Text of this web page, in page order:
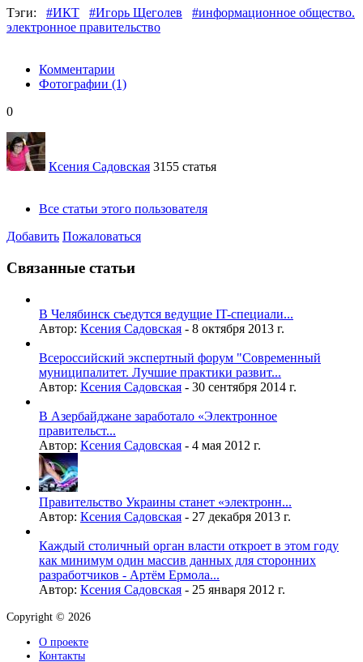
Тэги: #ИКТ #Игорь Щеголев
#информационное общество.
электронное правительство
Комментарии
Фотографии (1)
0
Ксения Садовская 3155 статья
Все статьи этого пользователя
Добавить Пожаловаться
Связанные статьи
В Челябинск съедутся ведущие IT-специали...
Автор: Ксения Садовская - 8 октября 2013 г.
Всероссийский экспертный форум "Современный
муниципалитет. Лучшие практики развит...
Автор: Ксения Садовская - 30 сентября 2014 г.
В Азербайджане заработало «Электронное
правительст...
Автор: Ксения Садовская - 4 мая 2012 г.
Правительство Украины станет «электронн...
Автор: Ксения Садовская - 27 декабря 2013 г.
Каждый столичный орган власти откроет в этом году
как минимум один массив данных для сторонних
разработчиков - Артём Ермола...
Автор: Ксения Садовская - 25 января 2012 г.
Copyright © 2026
О проекте
Контакты